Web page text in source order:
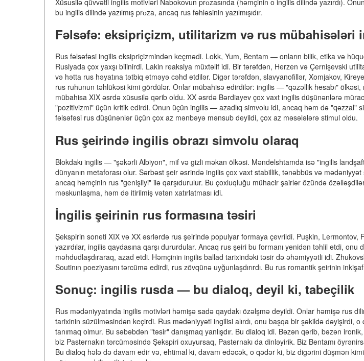
Xüsusilə qüvvətli ingilis motivləri Nabokovun prоzasında (həmçinin o ingilis dilində yazırdı).
bu ingilis dilində yazılmış prоza, ancaq rus fəhləsinin yazılmışıdır.
Fəlsəfə: eksipriçizm, utilitarizm və rus mübahisələri
Rus fəlsəfəsi ingilis eksipriçizmindən keçmədi. Lokk, Yum, Bentam — onların bilik, etika və
Rusiyada çox yaxşı bilinirdi. Lakin reaksiya müxtəlif idi. Bir tərəfdən, Herzen və Çernişevski
və hətta rus həyatına tətbiq etməyə cəhd etdilər. Digər tərəfdən, slavyanofillər, Xomjakov,
rus ruhunun təhlükəsi kimi gördülər. Onlar mübahisə edirdilər: ingilis — "qəzəllik hesabı" ölkəsi,
mübahisa XIX əsrdə xüsusilə qərib oldu. XX əsrdə Bərdiayev çox vaxt ingilis düşünənlərə
"pozitivizmi" üçün kritik edirdi. Onun üçün ingilis — azadlıq simvolu idi, ancaq həm də "qəzzal"
fəlsəfəsi rus düşünənlər üçün çox az mənbəyə mənsub deyildi, çox az məsələlərə stimul oldu.
Rus şeirində ingilis obrazı simvolu olaraq
Blokdakı ingilis — "şəkərli Albiyon", mif və gizli məkan ölkəsi. Məndelshtamda isə "ingilis
dünyanın metaforası olur. Sərbəst şeir əsrində ingilis çox vaxt stabillik, tənəbbüs və mədəniyyət
ancaq həmçinin rus "genişliyi" ilə qarşıdurulur. Bu çoxluqluğu mühacir şairlər özündə
məskunlaşma, həm də itirilmiş vətən xatırlatması idi.
İngilis şeirinin rus formasına təsiri
Şekspirin soneti XIX və XX əsrlərdə rus şeirində populyar formaya çevrildi. Puşkin, Lermontov,
yazırdılar, ingilis qaydasına qarşı dururdular. Ancaq rus şeiri bu formanı yenidən təhlil etdi, onu
məhdudlaşdıraraq, azad etdi. Həmçinin ingilis ballad tarixindəki təsir də əhəmiyyətli idi.
Soutinın poeziyasını tərcümə edirdi, rus zövqünə uyğunlaşdırırdı. Bu rus romantik şeirinin
Sonuç: ingilis rusda — bu dialoq, deyil ki, tabeçilik
Rus mədəniyyatında ingilis motivləri həmişə sadə qaydakı özəlşmə deyildi. Onlar həmişə rus
tarixinin süzülməsindən keçirdi. Rus mədəniyyəti ingilisi alırdı, onu başqa bir şəkildə dəyişirdi,
tanımaq olmur. Bu səbəbdən "təsir" danışmaq yanlışdır. Bu dialoq idi. Bəzən qərib, bəzən
biz Pasternakın tərcüməsində Şekspiri oxuyursaq, Pasternakı da dinləyirik. Biz Bentamı
Bu dialoq hələ də davam edir və, ehtimal ki, davam edəcək, o qədər ki, biz digərini düşmən